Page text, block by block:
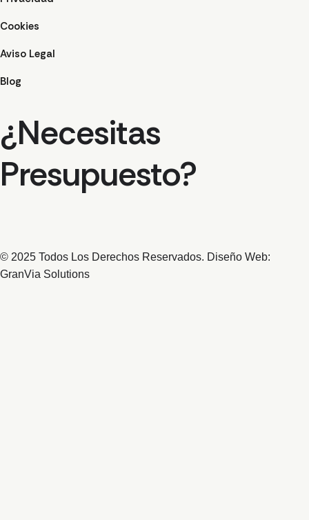
Cookies
Aviso Legal
Blog
¿Necesitas
Presupuesto?
© 2025 Todos Los Derechos Reservados. Diseño Web:
GranVia Solutions